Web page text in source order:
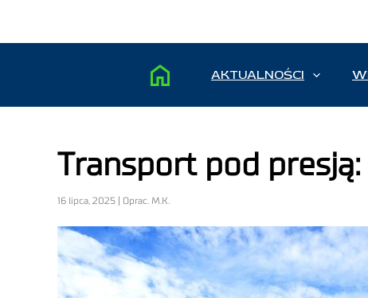
AKTUALNOŚCI
Transport pod
16 lipca, 2025 | Oprac. M.K.